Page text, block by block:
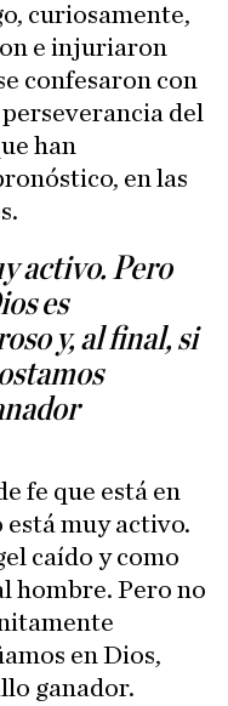
curiosamente,
e injuriaron
confesaron con
del
han
en las
activo. Pero
es
y, al final, si
fe que está en
muy activo.
caído y como
hombre. Pero no
en Dios,
ganador.